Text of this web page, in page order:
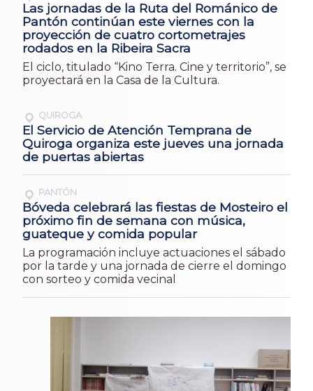
Las jornadas de la Ruta del Románico de
Pantón continúan este viernes con la
proyección de cuatro cortometrajes
rodados en la Ribeira Sacra
El ciclo, titulado “Kino Terra. Cine y territorio”, se
proyectará en la Casa de la Cultura.
QUIROGA
El Servicio de Atención Temprana de
Quiroga organiza este jueves una jornada
de puertas abiertas
PANTÓN
Bóveda celebrará las fiestas de Mosteiro el
próximo fin de semana con música,
guateque y comida popular
La programación incluye actuaciones el sábado
por la tarde y una jornada de cierre el domingo
con sorteo y comida vecinal